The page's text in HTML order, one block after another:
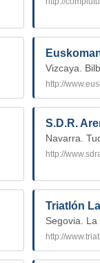
Vizcaya.
http://
S.D.R.
Navarra.
Triatlón
Segovia.
http://